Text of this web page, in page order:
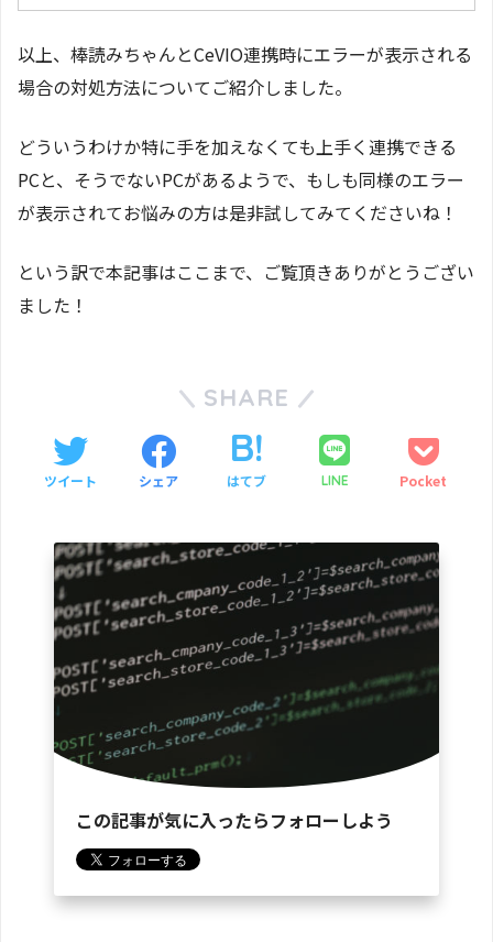
以上、棒読みちゃんとCeVIO連携時にエラーが表示される
場合の対処方法についてご紹介しました。
どういうわけか特に手を加えなくても上手く連携できる
PCと、そうでないPCがあるようで、もしも同様のエラー
が表示されてお悩みの方は是非試してみてくださいね！
という訳で本記事はここまで、ご覧頂きありがとうござい
ました！
SHARE
ツイート シェア はてブ LINE Pocket
この記事が気に入ったらフォローしよう